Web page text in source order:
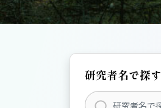
研究者名で探す